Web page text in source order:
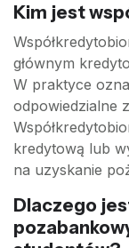
Kim jest
głównym
W praktyce
odpowiedzialne
kredytową lub
na uzyskanie
Dlaczego